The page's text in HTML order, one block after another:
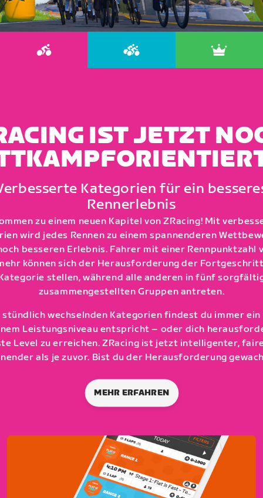
IST JETZT
Kategorien für ein
Rennerlebnis
zu einem neuen Kapitel von ZRacing! Mit
wird jedes Rennen zu einem spannenderen
besseren Erlebnis. Fahrer mit einer Rennpunktzahl
können sich der Herausforderung der
stellen, während alle anderen in fünf
zusammengestellten Gruppen antreten.
wechselnden Kategorien findest du immer ein
Leistungsniveau entspricht – oder dich
Level zu erreichen. ZRacing ist jetzt intelligenter,
als je zuvor. Bist du der Herausforderung
MEHR ERFAHREN